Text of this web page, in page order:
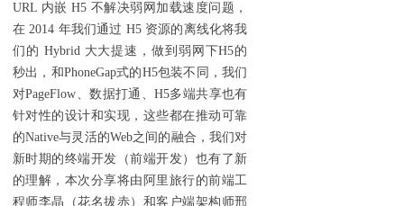
URL 内嵌 H5 不解决弱网加载速度问题，
在 2014 年我们通过 H5 资源的离线化将我
们的 Hybrid 大大提速，做到弱网下H5的
秒出，和PhoneGap式的H5包装不同，我们
对PageFlow、数据打通、H5多端共享也有
针对性的设计和实现，这些都在推动可靠
的Native与灵活的Web之间的融合，我们对
新时期的终端开发（前端开发）也有了新
的理解，本次分享将由阿里旅行的前端工
程师李晶（花名拔赤）和客户端架构师邢